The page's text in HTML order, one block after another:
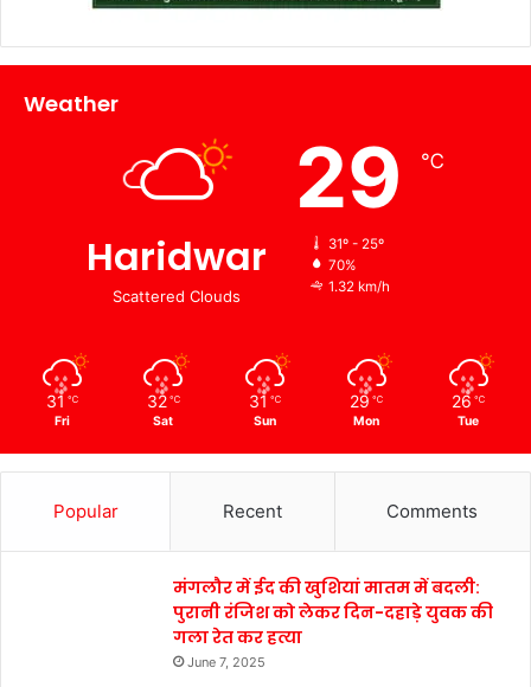
Weather
Haridwar
Scattered Clouds
29 ℃
31º - 25º
70%
1.32 km/h
31 ℃
Fri
32 ℃
Sat
31 ℃
Sun
29 ℃
Mon
26 ℃
Tue
Popular Recent Comments
मंगलौर में ईद की खुशियां मातम में बदली:
पुरानी रंजिश को लेकर दिन-दहाड़े युवक की
गला रेत कर हत्या
June 7, 2025